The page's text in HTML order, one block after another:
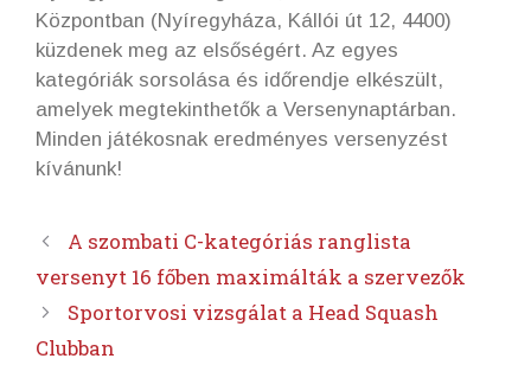
Központban (Nyíregyháza, Kállói út 12, 4400)
küzdenek meg az elsőségért. Az egyes
kategóriák sorsolása és időrendje elkészült,
amelyek megtekinthetők a Versenynaptárban.
Minden játékosnak eredményes versenyzést
kívánunk!
A szombati C-kategóriás ranglista
versenyt 16 főben maximálták a szervezők
Sportorvosi vizsgálat a Head Squash
Clubban